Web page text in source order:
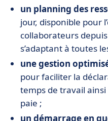
un planning des
jour, disponible pour
collaborateurs
s’adaptant à toutes
une gestion
pour faciliter la
temps de travail
paie ;
un démarrage en